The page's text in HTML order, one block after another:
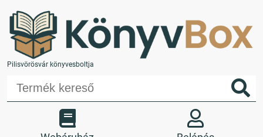
Pilisvörösvár könyvesboltja